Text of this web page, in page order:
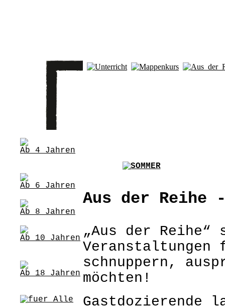
Aus der Reihe
„Aus der Reihe“
schnuppern,
möchten!
Gastdozierende